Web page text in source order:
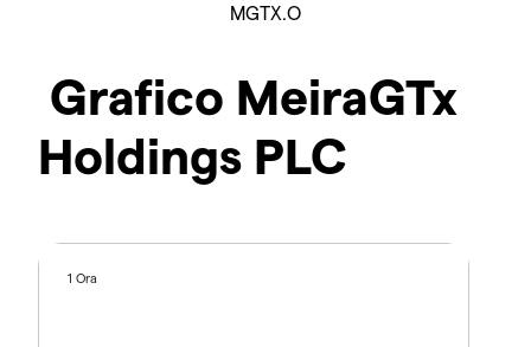
MGTX.O
Grafico MeiraGTx
Holdings PLC
1 Ora